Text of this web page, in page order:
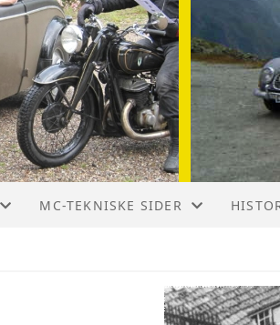
MC-TEKNISKE SIDER